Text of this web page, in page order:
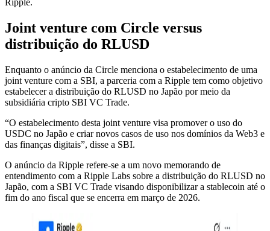
Joint venture com Circle versus
distribuição do RLUSD
Enquanto o anúncio da Circle menciona o estabelecimento de uma
joint venture com a SBI, a parceria com a Ripple tem como objetivo
estabelecer a distribuição do RLUSD no Japão por meio da
subsidiária cripto SBI VC Trade.
“O estabelecimento desta joint venture visa promover o uso do
USDC no Japão e criar novos casos de uso nos domínios da Web3 e
das finanças digitais”, disse a SBI.
O anúncio da Ripple refere-se a um novo memorando de
entendimento com a Ripple Labs sobre a distribuição do RLUSD no
Japão, com a SBI VC Trade visando disponibilizar a stablecoin até o
fim do ano fiscal que se encerra em março de 2026.